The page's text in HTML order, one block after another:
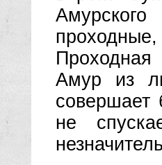
Проходная
Амур из
совершает
не